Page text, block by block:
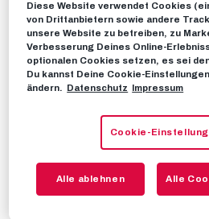
Camp
Drei spannende Tage in
Akademie
FOTOS
Diese Website verwendet Cookies
von Drittanbietern sowie andere
unsere Website zu betreiben, zu
Verbesserung Deines Online-
optionalen Cookies setzen, es sei
Du kannst Deine Cookie-
ändern.
Datenschutz Impressum
Cookie-
Alle ablehnen Alle